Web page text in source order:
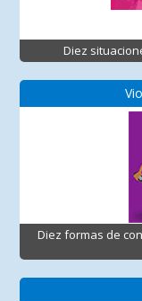
Diez
Diez formas de